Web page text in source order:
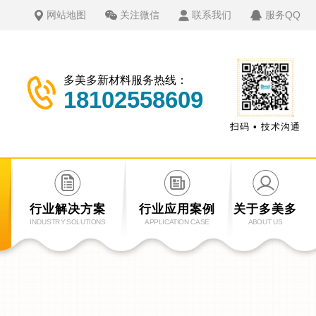
网站地图 关注微信 联系我们 服务QQ
多美多新材料服务热线：
18102558609
扫码 • 技术沟通
行业解决方案
INDUSTRY SOLUTIONS
行业应用案例
APPLICATION CASE
关于多美多
ABOUT US